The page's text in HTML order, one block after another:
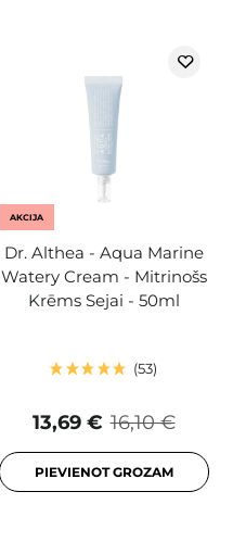
AKCIJA
Dr. Althea - Aqua Marine
Watery Cream - Mitrinošs
Krēms Sejai - 50ml
53
16,10 €
13,69 €
PIEVIENOT GROZAM